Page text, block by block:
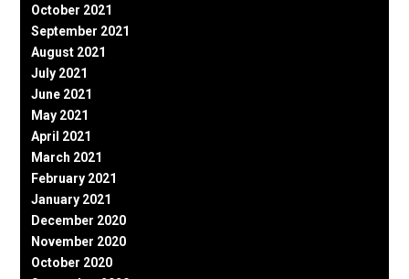
October 2021
September 2021
August 2021
July 2021
June 2021
May 2021
April 2021
March 2021
February 2021
January 2021
December 2020
November 2020
October 2020